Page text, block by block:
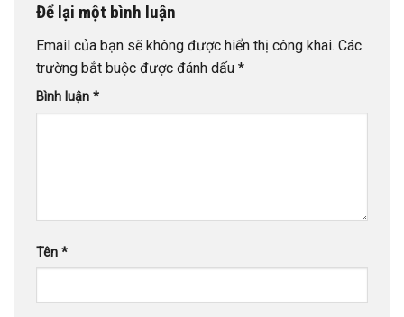
Để lại một bình luận
Email của bạn sẽ không được hiển thị công khai. Các
trường bắt buộc được đánh dấu *
Bình luận *
Tên *